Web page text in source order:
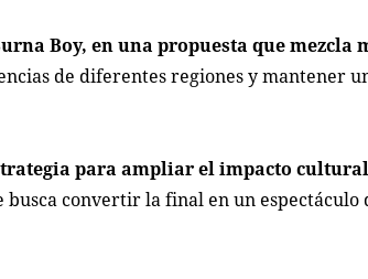
Boy, en una propuesta que mezcla
de diferentes regiones y mantener
para ampliar el impacto
convertir la final en un espectáculo